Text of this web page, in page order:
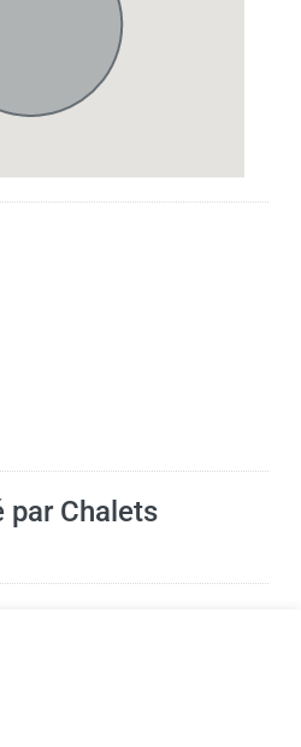
par Chalets